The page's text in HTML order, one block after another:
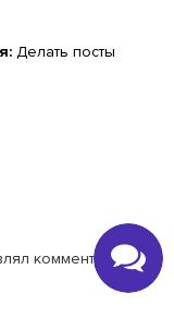
Делать посты
комментариев.